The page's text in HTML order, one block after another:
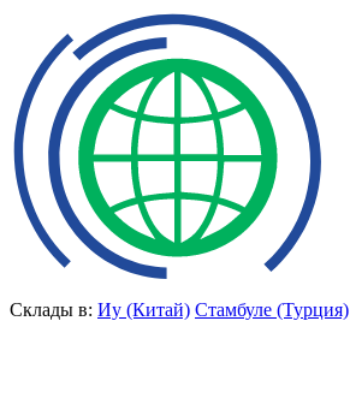
Склады в: Иу (Китай) Стамбуле (Турция)